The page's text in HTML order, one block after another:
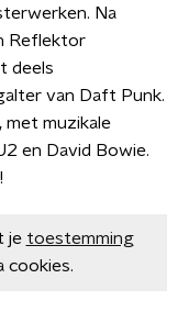
Na
Reflektor
deels
van Daft Punk.
met muzikale
en David Bowie.
je toestemming
cookies.